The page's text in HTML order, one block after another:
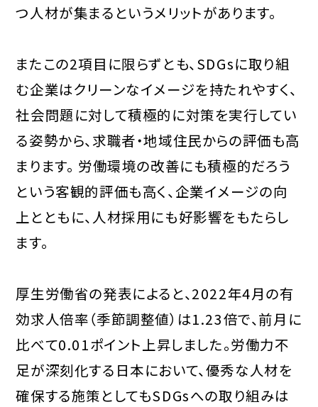
つ人材が集まるというメリットがあります。
またこの2項目に限らずとも、SDGsに取り組
む企業はクリーンなイメージを持たれやすく、
社会問題に対して積極的に対策を実行してい
る姿勢から、求職者・地域住民からの評価も高
まります。 労働環境の改善にも積極的だろう
という客観的評価も高く、企業イメージの向
上とともに、人材採用にも好影響をもたらし
ます。
厚生労働省の発表によると、2022年4月の有
効求人倍率（季節調整値）は1.23倍で、前月に
比べて0.01ポイント上昇しました。労働力不
足が深刻化する日本において、優秀な人材を
確保する施策としてもSDGsへの取り組みは